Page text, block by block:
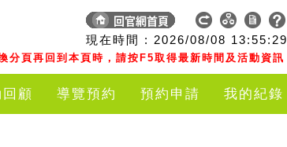
現在時間 : 2026/08/08 13:55:30
分頁再回到本頁時，請按F5取得最新時間及活動資訊
顧 導覽預約 預約申請 我的紀錄